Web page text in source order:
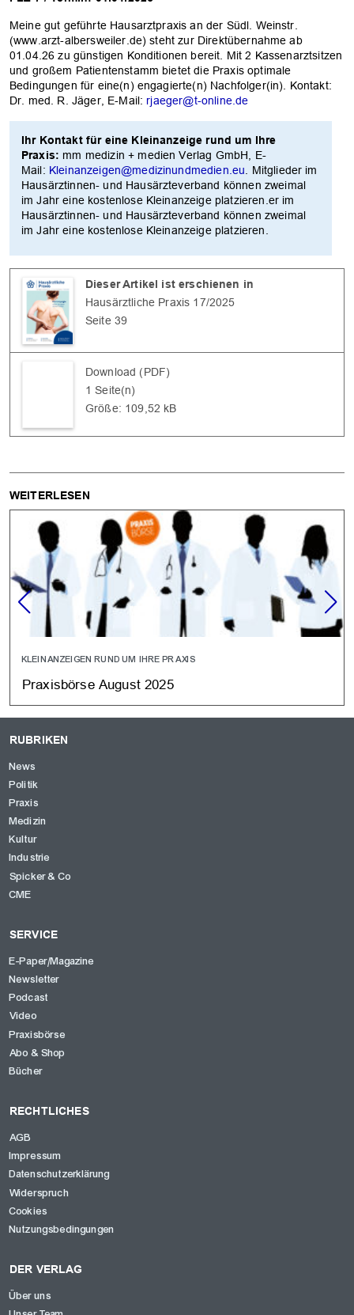
Meine gut geführte Hausarztpraxis an der Südl. Weinstr.
(www.arzt-albersweiler.de) steht zur Direktübernahme ab
01.04.26 zu günstigen Konditionen bereit. Mit 2 Kassenarztsitzen
und großem Patientenstamm bietet die Praxis optimale
Bedingungen für eine(n) engagierte(n) Nachfolger(in). Kontakt:
Dr. med. R. Jäger, E-Mail:rjaeger@t-online.de
Ihr Kontakt für eine Kleinanzeige rund um Ihre
Praxis: mm medizin + medien Verlag GmbH, E-
Mail: Kleinanzeigen@medizinundmedien.eu . Mitglieder im
Hausärztinnen- und Hausärzteverband können zweimal
im Jahr eine kostenlose Kleinanzeige platzieren.er im
Hausärztinnen- und Hausärzteverband können zweimal
im Jahr eine kostenlose Kleinanzeige platzieren.
Dieser Artikel ist erschienen in
Hausärztliche Praxis 17/2025
Seite 39
Download (PDF)
1 Seite(n)
Größe: 109,52 kB
WEITERLESEN
KLEINANZEIGEN RUND UM IHRE PRAXIS
Praxisbörse August 2025
RUBRIKEN
News
Politik
Praxis
Medizin
Kultur
Industrie
Spicker & Co
CME
SERVICE
E-Paper/Magazine
Newsletter
Podcast
Video
Praxisbörse
Abo & Shop
Bücher
RECHTLICHES
AGB
Impressum
Datenschutzerklärung
Widerspruch
Cookies
Nutzungsbedingungen
DER VERLAG
Über uns